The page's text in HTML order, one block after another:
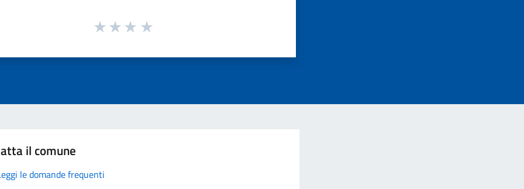
il comune
le domande frequenti